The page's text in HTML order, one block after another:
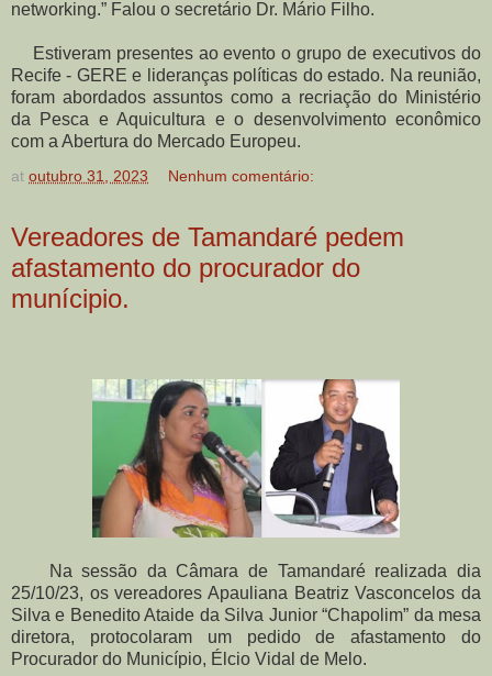
networking.” Falou o secretário Dr. Mário Filho.
Estiveram presentes ao evento o grupo de executivos do
Recife - GERE e lideranças políticas do estado. Na reunião,
foram abordados assuntos como a recriação do Ministério
da Pesca e Aquicultura e o desenvolvimento econômico
com a Abertura do Mercado Europeu.
at outubro 31, 2023 Nenhum comentário:
Vereadores de Tamandaré pedem
afastamento do procurador do
munícipio.
Na sessão da Câmara de Tamandaré realizada dia
25/10/23, os vereadores Apauliana Beatriz Vasconcelos da
Silva e Benedito Ataide da Silva Junior “Chapolim” da mesa
diretora, protocolaram um pedido de afastamento do
Procurador do Município, Élcio Vidal de Melo.